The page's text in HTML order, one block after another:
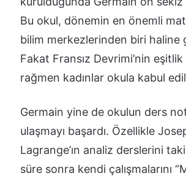
Bu okul, dönemin en önemli
bilim merkezlerinden biri haline
Fakat Fransız Devrimi’nin
rağmen kadınlar okula kabul
Germain yine de okulun ders
ulaşmayı başardı. Özellikle
Lagrange’ın analiz derslerini
süre sonra kendi çalışmalarını